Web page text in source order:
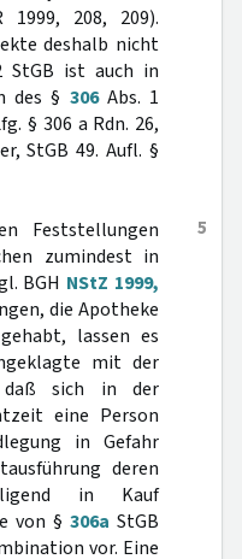
1999, 208, 209).
deshalb nicht
StGB ist auch in
des § 306Abs. 1
§ 306 a Rdn. 26,
StGB 49. Aufl. §
5
Feststellungen
zumindest in
BGH NStZ 1999,
die Apotheke
lassen es
mit der
daß sich in der
eine Person
in Gefahr
deren
in Kauf
von § 306a StGB
vor. Eine